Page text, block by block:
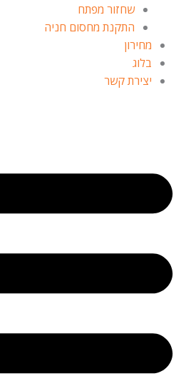
שחזור מפתח
התקנת מחסום חניה
מחירון
בלוג
יצירת קשר